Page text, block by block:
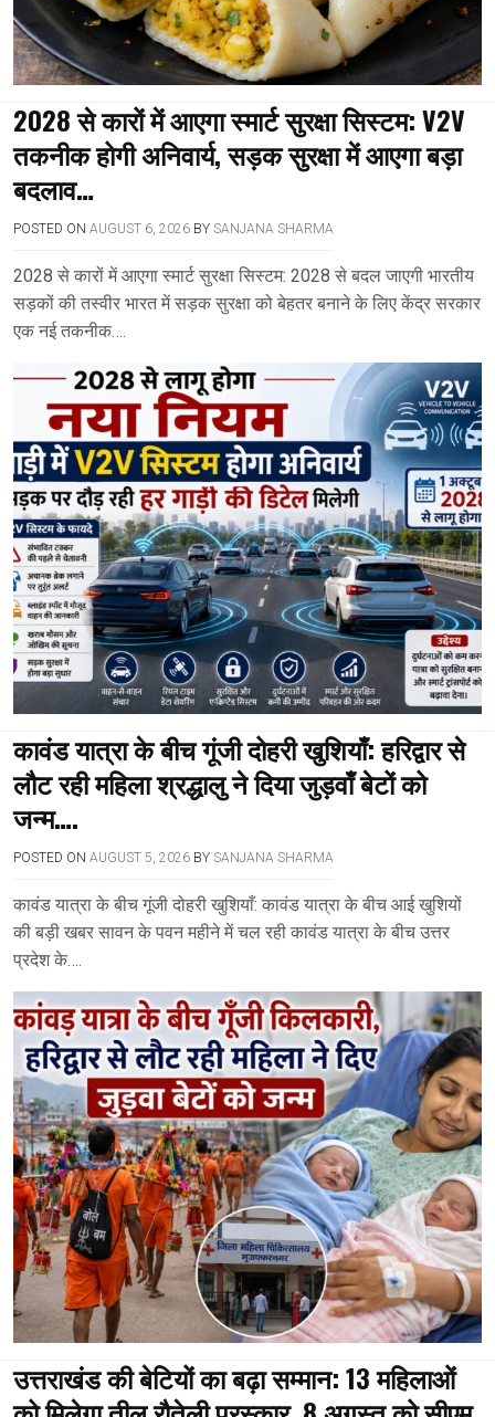
2028 से कारों में आएगा स्मार्ट सुरक्षा सिस्टम: V2V
तकनीक होगी अनिवार्य, सड़क सुरक्षा में आएगा बड़ा
बदलाव…
POSTED ON AUGUST 6, 2026 BY SANJANA SHARMA
2028 से कारों में आएगा स्मार्ट सुरक्षा सिस्टम: 2028 से बदल जाएगी भारतीय
सड़कों की तस्वीर भारत में सड़क सुरक्षा को बेहतर बनाने के लिए केंद्र सरकार
एक नई तकनीक….
कावंड यात्रा के बीच गूंजी दोहरी खुशियाँ: हरिद्वार से
लौट रही महिला श्रद्धालु ने दिया जुड़वाँ बेटों को
जन्म….
POSTED ON AUGUST 5, 2026 BY SANJANA SHARMA
कावंड यात्रा के बीच गूंजी दोहरी खुशियाँ: कावंड यात्रा के बीच आई खुशियों
की बड़ी खबर सावन के पवन महीने में चल रही कावंड यात्रा के बीच उत्तर
प्रदेश के….
उत्तराखंड की बेटियों का बढ़ा सम्मान: 13 महिलाओं